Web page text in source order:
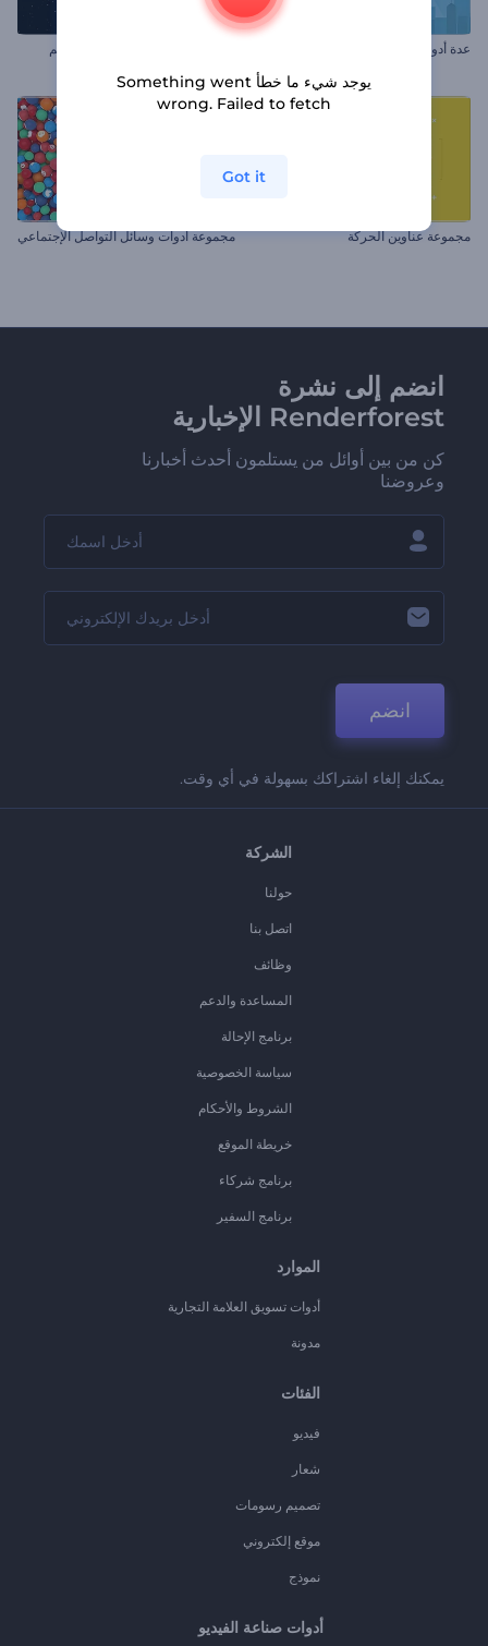
عدة أدوات فيديو الشرح مجموعة أدوات لفيديو خريطة العالم
مجموعة عناوين الحركة مجموعة أدوات وسائل التواصل الإجتماعي
انضم إلى نشرة
Renderforest الإخبارية
كن من بين أوائل من يستلمون أحدث أخبارنا
وعروضنا
انضم
يمكنك إلغاء اشتراكك بسهولة في أي وقت.
الشركة
حولنا
اتصل بنا
وظائف
المساعدة والدعم
برنامج الإحالة
سياسة الخصوصية
الشروط والأحكام
خريطة الموقع
برنامج شركاء
برنامج السفير
الموارد
أدوات تسويق العلامة التجارية
مدونة
الفئات
فيديو
شعار
تصميم رسومات
موقع إلكتروني
نموذج
أدوات صناعة الفيديو
يوجد شيء ما خطأ Something went
wrong. Failed to fetch
Got it